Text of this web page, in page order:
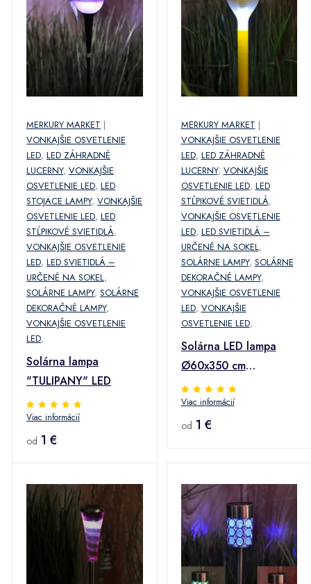
MERKURY MARKET |
VONKAJŠIE OSVETLENIE
LED, LED ZÁHRADNÉ
LUCERNY, VONKAJŠIE
OSVETLENIE LED, LED
STOJACE LAMPY, VONKAJŠIE
OSVETLENIE LED, LED
STĹPIKOVÉ SVIETIDLÁ,
VONKAJŠIE OSVETLENIE
LED, LED SVIETIDLÁ –
URČENÉ NA SOKEL,
SOLÁRNE LAMPY, SOLÁRNE
DEKORAČNÉ LAMPY,
VONKAJŠIE OSVETLENIE
LED,
Solárna lampa
"TULIPANY" LED
Viac informácií
od 1 €
MERKURY MARKET |
VONKAJŠIE OSVETLENIE
LED, LED ZÁHRADNÉ
LUCERNY, VONKAJŠIE
OSVETLENIE LED, LED
STĹPIKOVÉ SVIETIDLÁ,
VONKAJŠIE OSVETLENIE
LED, LED SVIETIDLÁ –
URČENÉ NA SOKEL,
SOLÁRNE LAMPY, SOLÁRNE
DEKORAČNÉ LAMPY,
VONKAJŠIE OSVETLENIE
LED, VONKAJŠIE
OSVETLENIE LED,
Solárna LED lampa
Ø60x350 cm
GLE23642
Viac informácií
od 1 €